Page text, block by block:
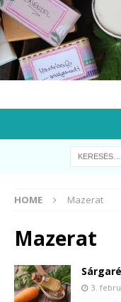
HOME Mazerat
Mazerat
3.